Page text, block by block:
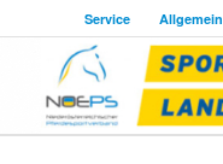
Service Allgemein